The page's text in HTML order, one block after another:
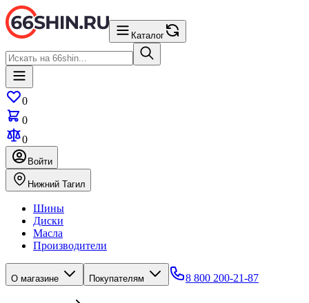
Каталог
0
0
0
Войти
Нижний Тагил
Шины
Диски
Масла
Производители
О магазине Покупателям 8 800 200-21-87